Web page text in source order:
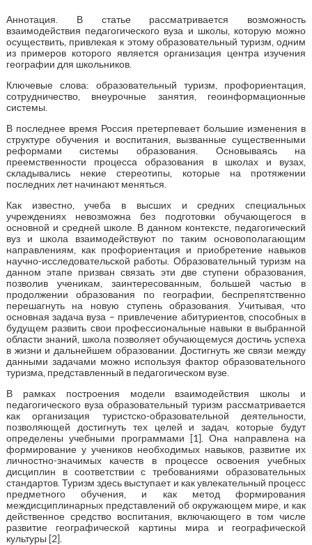
Аннотация. В статье рассматривается возможность
взаимодействия педагогического вуза и школы, которую можно
осуществить, привлекая к этому образовательный туризм, одним
из примеров которого является организация центра изучения
географии для школьников.
Ключевые слова: образовательный туризм, профориентация,
сотрудничество, внеурочные занятия, геоинформационные
системы.
В последнее время Россия претерпевает большие изменения в
структуре обучения и воспитания, вызванные существенными
реформами системы образования. Основываясь на
преемственности процесса образования в школах и вузах,
складывались некие стереотипы, которые на протяжении
последних лет начинают меняться.
Как известно, учеба в высших и средних специальных
учреждениях невозможна без подготовки обучающегося в
основной и средней школе. В данном контексте, педагогический
вуз и школа взаимодействуют по таким основополагающим
направлениям, как профориентация и приобретение навыков
научно-исследовательской работы. Образовательный туризм на
данном этапе призван связать эти две ступени образования,
позволив ученикам, заинтересованным, большей частью в
продолжении образования по географии, беспрепятственно
перешагнуть на новую ступень образования. Учитывая, что
основная задача вуза – привлечение абитуриентов, способных в
будущем развить свои профессиональные навыки в выбранной
области знаний, школа позволяет обучающемуся достичь успеха
в жизни и дальнейшем образовании. Достигнуть же связи между
данными задачами можно используя фактор образовательного
туризма, представленный в педагогическом вузе.
В рамках построения модели взаимодействия школы и
педагогического вуза образовательный туризм рассматривается
как организация туристско-образовательной деятельности,
позволяющей достигнуть тех целей и задач, которые будут
определены учебными программами [1]. Она направлена на
формирование у учеников необходимых навыков, развитие их
личностно-значимых качеств в процессе освоения учебных
дисциплин в соответствии с требованиями образовательных
стандартов. Туризм здесь выступает и как увлекательный процесс
предметного обучения, и как метод формирования
междисциплинарных представлений об окружающем мире, и как
действенное средство воспитания, включающего в том числе
развитие географической картины мира и географической
культуры [2].